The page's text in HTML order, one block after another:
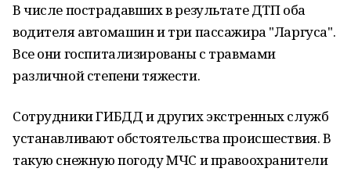
В числе пострадавших в результате ДТП оба
водителя автомашин и три пассажира "Ларгуса".
Все они госпитализированы с травмами
различной степени тяжести.
Сотрудники ГИБДД и других экстренных служб
устанавливают обстоятельства происшествия. В
такую снежную погоду МЧС и правоохранители